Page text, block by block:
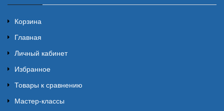
Корзина
Главная
Личный кабинет
Избранное
Товары к сравнению
Мастер-классы